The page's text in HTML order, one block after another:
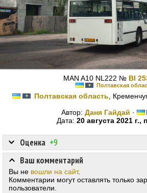
MAN A10 NL222 № BI
Полтавская
Полтавская область ,
Автор: Даня Гайдай ·
Дата: 20 августа 2021 г.,
Оценка +9
Ваш комментарий
Вы не вошли на сайт.
Комментарии могут оставлять только
пользователи.